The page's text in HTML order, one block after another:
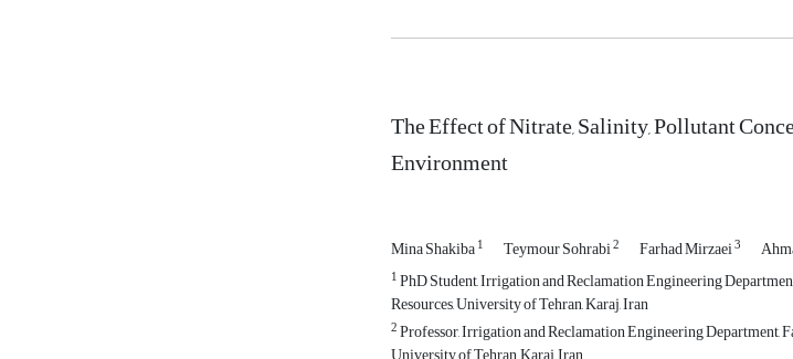
The Effect of Nitrate, Salinity, Pollutant
Environment
Mina Shakiba1 Teymour Sohrabi2 Farhad Mirzaei3
1PhD Student, Irrigation and Reclamation Engineering
Resources, University of Tehran, Karaj, Iran
2Professor, Irrigation and Reclamation Engineering